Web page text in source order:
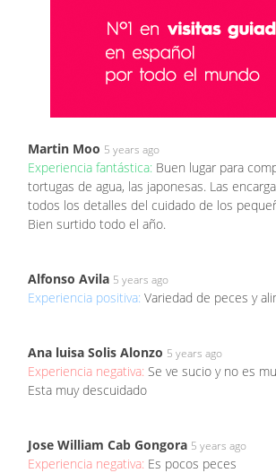
Martin Moo 5 years ago
Experiencia fantástica: Buen lugar para
tortugas de agua, las japonesas. Las
todos los detalles del cuidado de los
Bien surtido todo el año.
Alfonso Avila 5 years ago
Experiencia positiva: Variedad de peces y
Ana luisa Solis Alonzo 5 years ago
Experiencia negativa: Se ve sucio y no es
Esta muy descuidado
Jose William Cab Gongora 5 years ago
Experiencia negativa: Es pocos peces